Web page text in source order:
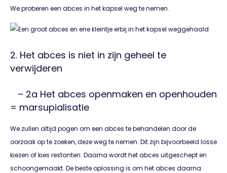
We proberen een abces in het kapsel weg te nemen.
2. Het abces is niet in zijn geheel te
verwijderen
– 2a Het abces openmaken en openhouden
= marsupialisatie
We zullen altijd pogen om een abces te behandelen door de
oorzaak op te zoeken, deze weg te nemen. Dit zijn bijvoorbeeld losse
kiezen of kies restanten. Daarna wordt het abces uitgeschept en
schoongemaakt. De beste oplossing is om het abces daarna